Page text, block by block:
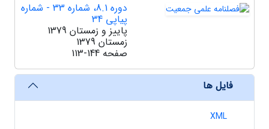
دوره 8.1، شماره 33 - شماره
پیاپی 34
پاییز و زمستان 1379
زمستان 1379
صفحه 113-144
فایل ها
XML